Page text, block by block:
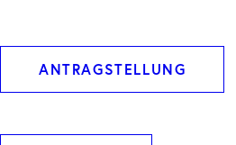
ANTRAGSTELLUNG